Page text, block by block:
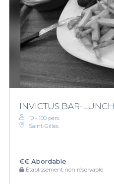
INVICTUS BAR-LUNCH
10 - 100 pers.
Saint-Gilles
€€ Abordable
Établissement non réservable